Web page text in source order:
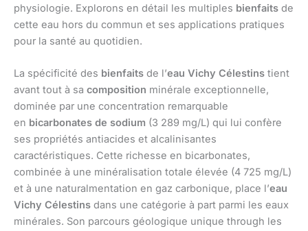
physiologie. Explorons en détail les multiples bienfaits de
cette eau hors du commun et ses applications pratiques
pour la santé au quotidien.
La spécificité des bienfaits de l’eau Vichy Célestins tient
avant tout à sa composition minérale exceptionnelle,
dominée par une concentration remarquable
en bicarbonates de sodium (3 289 mg/L) qui lui confère
ses propriétés antiacides et alcalinisantes
caractéristiques. Cette richesse en bicarbonates,
combinée à une minéralisation totale élevée (4 725 mg/L)
et à une naturalmentation en gaz carbonique, place l’eau
Vichy Célestins dans une catégorie à part parmi les eaux
minérales. Son parcours géologique unique through les